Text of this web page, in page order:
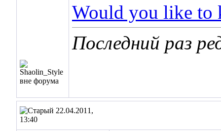
Would you like to
Последний раз
22.04.2011,
13:40